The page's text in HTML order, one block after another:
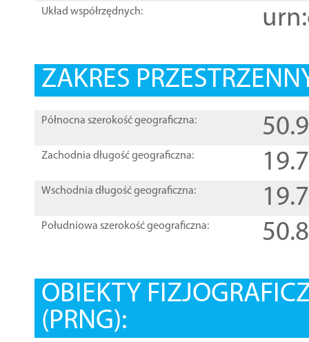
Układ współrzędnych:
ZAKRES
Północna szerokość geograficzna:
Zachodnia długość geograficzna:
Wschodnia długość geograficzna:
Południowa szerokość geograficzna:
OBIEKTY
(PRNG):